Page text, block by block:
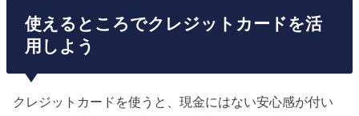
使えるところでクレジットカードを活
用しよう
クレジットカードを使うと、現金にはない安心感が付い